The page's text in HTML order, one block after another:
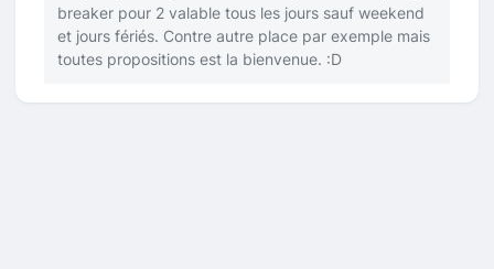
breaker pour 2 valable tous les jours sauf weekend
et jours fériés. Contre autre place par exemple mais
toutes propositions est la bienvenue. :D